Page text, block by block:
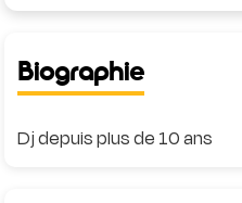
Biographie